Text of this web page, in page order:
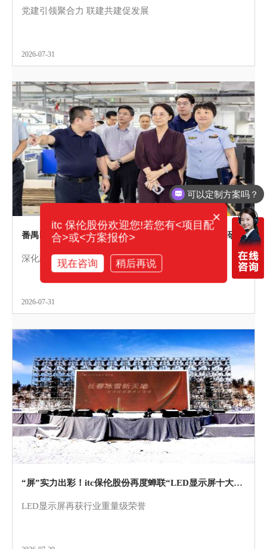
党建引领聚合力 联建共建促发展
2026-07-31
番禺区市场监督管理局联合广检集团赴itc保伦股份调研考察，共促音视频产业高质量发展
深化政企协同联动，扎实推进“质量强区”战略落地
2026-07-31
“屏”实力出彩！itc保伦股份再度蝉联“LED显示屏十大品牌”！
LED显示屏再获行业重量级荣誉
你们电话多少？
×
itc 保伦股份欢迎您!若您有<项目配
合>或<方案报价>
现在咨询 稍后再说